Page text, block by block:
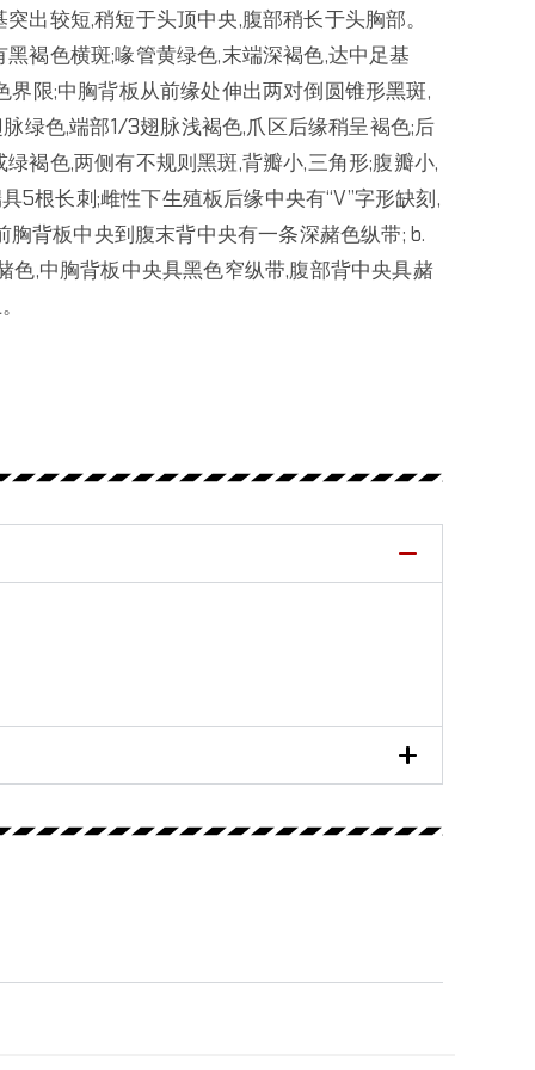
出较短,稍短于头顶中央,腹部稍长于头胸部。
褐色横斑;喙管黄绿色,末端深褐色,达中足基
限;中胸背板从前缘处伸出两对倒圆锥形黑斑,
绿色,端部1/3翅脉浅褐色,爪区后缘稍呈褐色;后
褐色,两侧有不规则黑斑,背瓣小,三角形;腹瓣小,
5根长刺;雌性下生殖板后缘中央有“V”字形缺刻,
背板中央到腹末背中央有一条深赭色纵带; b.
色,中胸背板中央具黑色窄纵带,腹部背中央具赭